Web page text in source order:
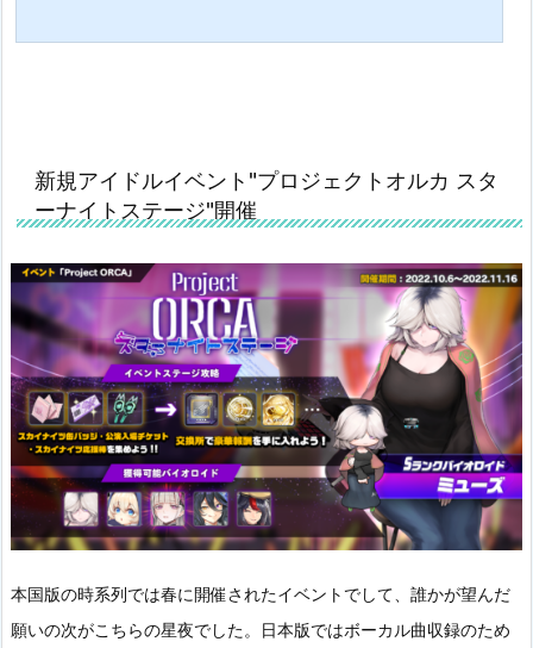
新規アイドルイベント"プロジェクトオルカ スタ
ーナイトステージ"開催
本国版の時系列では春に開催されたイベントでして、誰かが望んだ
願いの次がこちらの星夜でした。日本版ではボーカル曲収録のため